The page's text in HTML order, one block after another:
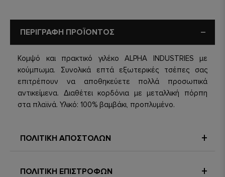
ΠΕΡΙΓΡΑΦΗ ΠΡΟΪΟΝΤΟΣ
Κομψό και πρακτικό γιλέκο ALPHA INDUSTRIES με
κούμπωμα. Συνολικά επτά εξωτερικές τσέπες σας
επιτρέπουν να αποθηκεύετε πολλά προσωπικά
αντικείμενα. Διαθέτει κορδόνια με μεταλλική πόρπη
στα πλαϊνά. Υλικό: 100% βαμβάκι, προπλυμένο.
ΠΟΛΙΤΙΚΗ ΑΠΟΣΤΟΛΩΝ
ΠΟΛΙΤΙΚΗ ΕΠΙΣΤΡΟΦΩΝ